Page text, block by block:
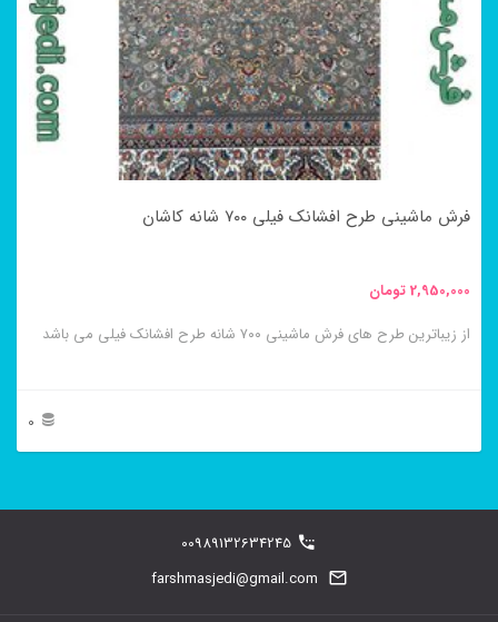
باشد.
گزینه
ها
صفحه
انتخاب
شوند
فرش ماشینی طرح افشانک فیلی ۷۰۰ شانه کاشان
2,950,000تومان
از زیباترین طرح های فرش ماشینی ۷۰۰ شانه طرح افشانک فیلی می باشد
0
00989132634245
farshmasjedi@gmail.com